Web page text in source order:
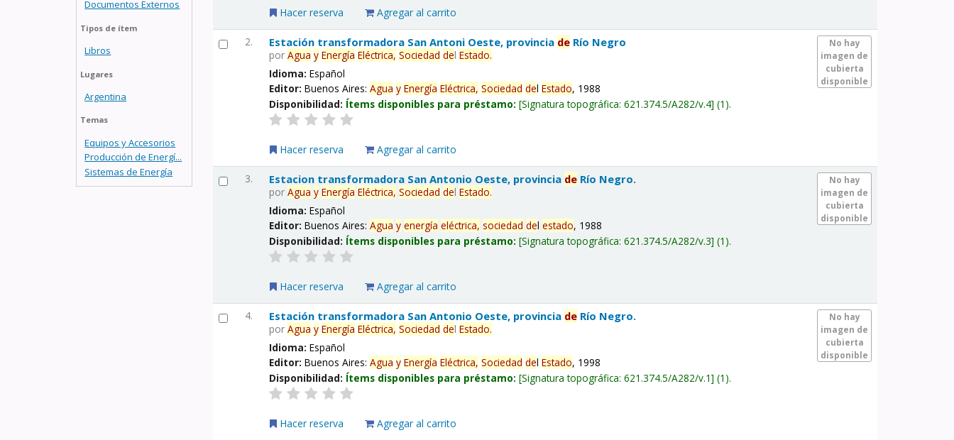
Documentos Externos
Tipos de ítem
Libros
Lugares
Argentina
Temas
Equipos y Accesorios
Producción de Energí...
Sistemas de Energía
Hacer reserva Agregar al carrito
2.
No hay
imagen de
cubierta
disponible
Estación transformadora San Antoni Oeste, provincia de Río Negro
porAgua y Energía Eléctrica, Sociedad delEstado.
Idioma:Español
Editor:Buenos Aires:Agua y Energía Eléctrica, Sociedad delEstado, 1988
Disponibilidad: Ítems disponibles para préstamo: Signatura topográfica:621.374.5/A282/v.4 (1).
Hacer reserva Agregar al carrito
3.
No hay
imagen de
cubierta
disponible
Estacion transformadora San Antonio Oeste, provincia de Río Negro.
porAgua y Energía Eléctrica, Sociedad delEstado.
Idioma:Español
Editor:Buenos Aires:Agua y energía eléctrica, sociedad delestado, 1988
Disponibilidad: Ítems disponibles para préstamo: Signatura topográfica:621.374.5/A282/v.3 (1).
Hacer reserva Agregar al carrito
4.
No hay
imagen de
cubierta
disponible
Estación transformadora San Antonio Oeste, provincia de Río Negro.
porAgua y Energía Eléctrica, Sociedad delEstado.
Idioma:Español
Editor:Buenos Aires:Agua y Energía Eléctrica, Sociedad delEstado, 1998
Disponibilidad: Ítems disponibles para préstamo: Signatura topográfica:621.374.5/A282/v.1 (1).
Hacer reserva Agregar al carrito